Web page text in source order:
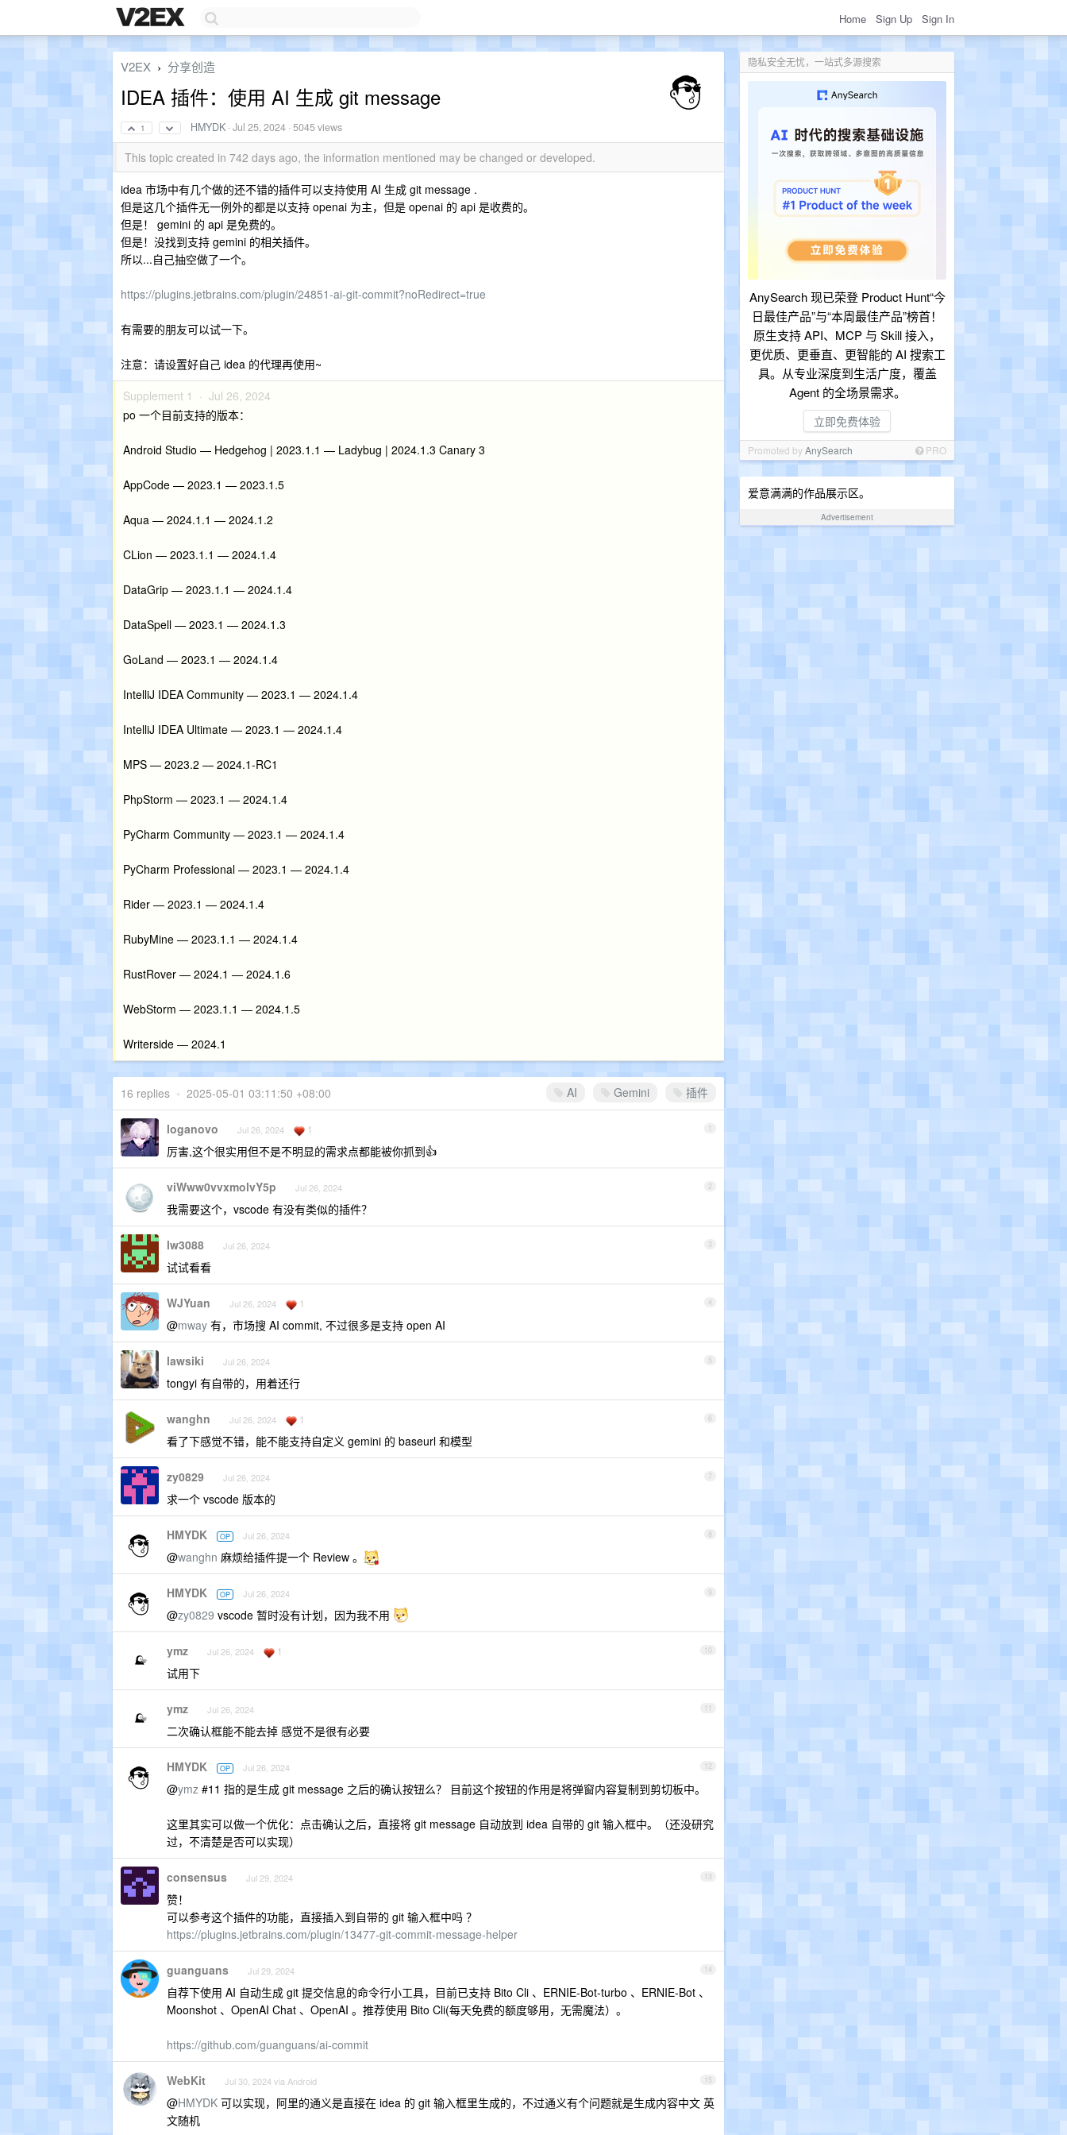
Home Sign Up Sign In
隐私安全无忧，一站式多源搜索
AnySearch 现已荣登 Product Hunt“今
日最佳产品”与“本周最佳产品”榜首！
原生支持 API、MCP 与 Skill 接入，
更优质、更垂直、更智能的 AI 搜索工
具。从专业深度到生活广度，覆盖
Agent 的全场景需求。
立即免费体验
Promoted byAnySearch PRO
爱意满满的作品展示区。
Advertisement
V2EX › 分享创造
IDEA 插件：使用 AI 生成 git message
1 HMYDK ·Jul 25, 2024 · 5045 views
This topic created in 742 days ago, the information mentioned may be changed or developed.
idea 市场中有几个做的还不错的插件可以支持使用 AI 生成 git message .
但是这几个插件无一例外的都是以支持 openai 为主，但是 openai 的 api 是收费的。
但是！ gemini 的 api 是免费的。
但是！没找到支持 gemini 的相关插件。
所以...自己抽空做了一个。
https://plugins.jetbrains.com/plugin/24851-ai-git-commit?noRedirect=true
有需要的朋友可以试一下。
注意：请设置好自己 idea 的代理再使用~
Supplement 1 · Jul 26, 2024
po 一个目前支持的版本：
Android Studio — Hedgehog | 2023.1.1 — Ladybug | 2024.1.3 Canary 3
AppCode — 2023.1 — 2023.1.5
Aqua — 2024.1.1 — 2024.1.2
CLion — 2023.1.1 — 2024.1.4
DataGrip — 2023.1.1 — 2024.1.4
DataSpell — 2023.1 — 2024.1.3
GoLand — 2023.1 — 2024.1.4
IntelliJ IDEA Community — 2023.1 — 2024.1.4
IntelliJ IDEA Ultimate — 2023.1 — 2024.1.4
MPS — 2023.2 — 2024.1-RC1
PhpStorm — 2023.1 — 2024.1.4
PyCharm Community — 2023.1 — 2024.1.4
PyCharm Professional — 2023.1 — 2024.1.4
Rider — 2023.1 — 2024.1.4
RubyMine — 2023.1.1 — 2024.1.4
RustRover — 2024.1 — 2024.1.6
WebStorm — 2023.1.1 — 2024.1.5
Writerside — 2024.1
AI Gemini 插件
16 replies • 2025-05-01 03:11:50 +08:00
1
loganovo Jul 26, 2024 1
厉害,这个很实用但不是不明显的需求点都能被你抓到👍
2
viWww0vvxmolvY5p Jul 26, 2024
我需要这个，vscode 有没有类似的插件？
3
lw3088 Jul 26, 2024
试试看看
4
WJYuan Jul 26, 2024 1
@mway 有，市场搜 AI commit, 不过很多是支持 open AI
5
lawsiki Jul 26, 2024
tongyi 有自带的，用着还行
6
wanghn Jul 26, 2024 1
看了下感觉不错，能不能支持自定义 gemini 的 baseurl 和模型
7
zy0829 Jul 26, 2024
求一个 vscode 版本的
8
HMYDK OP Jul 26, 2024
@wanghn 麻烦给插件提一个 Review 。
9
HMYDK OP Jul 26, 2024
@zy0829 vscode 暂时没有计划，因为我不用
10
ymz Jul 26, 2024 1
试用下
11
ymz Jul 26, 2024
二次确认框能不能去掉 感觉不是很有必要
12
HMYDK OP Jul 26, 2024
@ymz #11 指的是生成 git message 之后的确认按钮么？ 目前这个按钮的作用是将弹窗内容复制到剪切板中。
这里其实可以做一个优化：点击确认之后，直接将 git message 自动放到 idea 自带的 git 输入框中。（还没研究
过，不清楚是否可以实现）
13
consensus Jul 29, 2024
赞！
可以参考这个插件的功能，直接插入到自带的 git 输入框中吗 ？
https://plugins.jetbrains.com/plugin/13477-git-commit-message-helper
14
guanguans Jul 29, 2024
自荐下使用 AI 自动生成 git 提交信息的命令行小工具，目前已支持 Bito Cli 、ERNIE-Bot-turbo 、ERNIE-Bot 、
Moonshot 、OpenAI Chat 、OpenAI 。推荐使用 Bito Cli(每天免费的额度够用，无需魔法）。
https://github.com/guanguans/ai-commit
15
WebKit Jul 30, 2024 via Android
@HMYDK 可以实现，阿里的通义是直接在 idea 的 git 输入框里生成的，不过通义有个问题就是生成内容中文 英
文随机